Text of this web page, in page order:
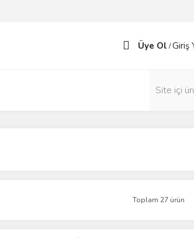
Üye Ol /Giriş
Toplam 27 ürün